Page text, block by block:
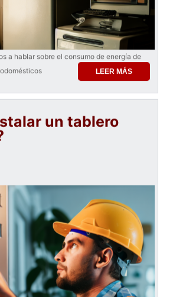
a hablar sobre el consumo de energía de
LEER MÁS
un tablero